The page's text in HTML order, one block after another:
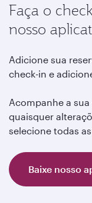
Faça o
nosso
Adicione sua
check-in e
Acompanhe a
quaisquer
selecione todas
Baixe nosso